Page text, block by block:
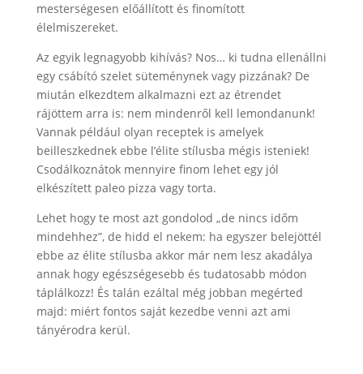
mesterségesen előállított és finomított
élelmiszereket.
Az egyik legnagyobb kihívás? Nos… ki tudna ellenállni
egy csábító szelet süteménynek vagy pizzának? De
miután elkezdtem alkalmazni ezt az étrendet
rájöttem arra is: nem mindenről kell lemondanunk!
Vannak például olyan receptek is amelyek
beilleszkednek ebbe l’élite stílusba mégis isteniek!
Csodálkoznátok mennyire finom lehet egy jól
elkészített paleo pizza vagy torta.
Lehet hogy te most azt gondolod „de nincs időm
mindehhez”, de hidd el nekem: ha egyszer belejöttél
ebbe az élite stílusba akkor már nem lesz akadálya
annak hogy egészségesebb és tudatosabb módon
táplálkozz! És talán ezáltal még jobban megérted
majd: miért fontos saját kezedbe venni azt ami
tányérodra kerül.